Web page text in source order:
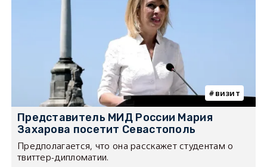
визит
Представитель МИД России Мария
Захарова посетит Севастополь
Предполагается, что она расскажет студентам о
твиттер-дипломатии.